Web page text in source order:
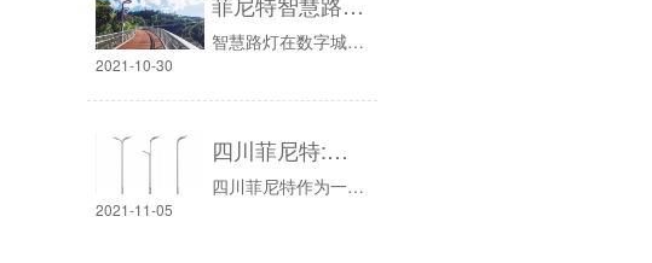
智慧路灯在数字城市中，除了基本的照明，节能省电和各种智能化控制外，菲尼特智慧路灯不再是传统意义上的路灯杆，也不仅仅是智慧设备搭载的共杆，而是城市孪生数字场景物联传感网络的采集端，是户外便民措施开放的载体，数字城市数据采集和监测的重要部分，带AI边缘计算与城市大脑的它是数字城市的最强服务终端。
2021-10-30
四川菲尼特:从智慧路灯到数字孪生再到元宇宙
四川菲尼特作为一家致力于为城市未来数字场景提供服务的公司，公司出品的智慧路灯、城市大脑、数字城市全栈AI，始终致力于城市未来场景业务探索，用领先的数字城市全栈AI赋能元宇宙的探索城市未来生活场景。
2021-11-05